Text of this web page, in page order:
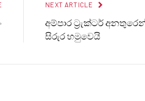
NEXT ARTICLE
අම්පාර ට්‍රැක්ටර්
සිරුර හමුවෙයි